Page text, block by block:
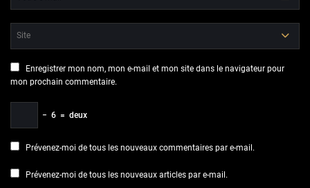
Enregistrer mon nom, mon e-mail et mon site dans le navigateur pour
mon prochain commentaire.
− 6 = deux
Prévenez-moi de tous les nouveaux commentaires par e-mail.
Prévenez-moi de tous les nouveaux articles par e-mail.